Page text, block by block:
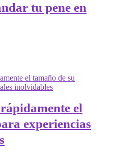
tu pene en
el
experiencias